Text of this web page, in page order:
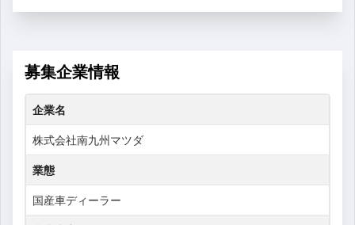
募集企業情報
企業名
株式会社南九州マツダ
業態
国産車ディーラー